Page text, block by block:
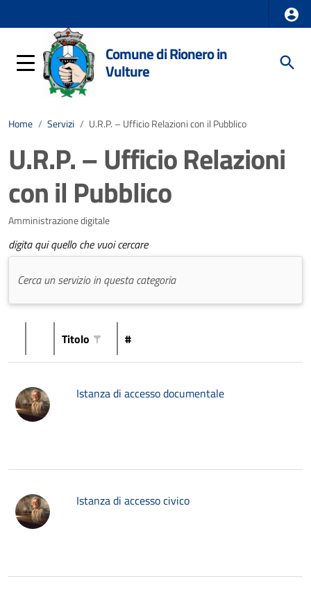
Comune di Rionero in
Vulture
Home / Servizi / U.R.P. – Ufficio Relazioni con il Pubblico
U.R.P. – Ufficio Relazioni
con il Pubblico
Amministrazione digitale
digita qui quello che vuoi cercare
Titolo #
Istanza di accesso documentale
Istanza di accesso civico